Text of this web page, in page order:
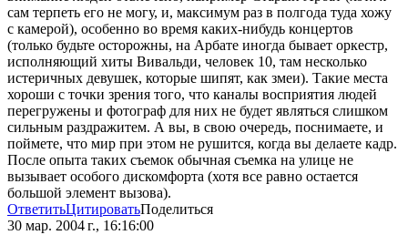
сам терпеть его не могу, и, максимум раз в полгода туда хожу
с камерой), особенно во время каких-нибудь концертов
(только будьте осторожны, на Арбате иногда бывает оркестр,
исполняющий хиты Вивальди, человек 10, там несколько
истеричных девушек, которые шипят, как змеи). Такие места
хороши с точки зрения того, что каналы восприятия людей
перегружены и фотограф для них не будет являться слишком
сильным раздражитем. А вы, в свою очередь, поснимаете, и
поймете, что мир при этом не рушится, когда вы делаете кадр.
После опыта таких съемок обычная съемка на улице не
вызывает особого дискомфорта (хотя все равно остается
большой элемент вызова).
ОтветитьЦитироватьПоделиться
30 мар. 2004 г., 16:16:00